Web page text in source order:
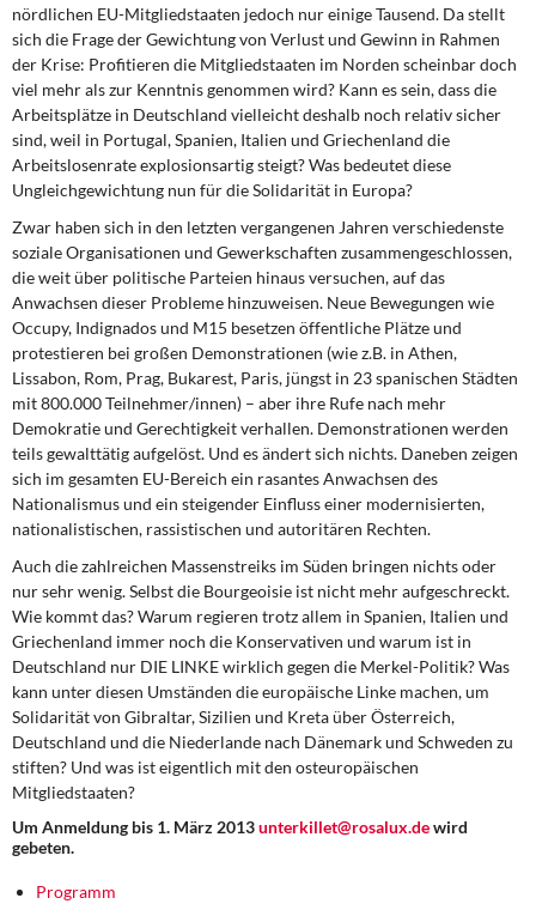
Memo-Gruppe
Institut Solidarische Moderne
Rosa-Luxemburg-Stiftung
Über mich
Kontakt
nördlichen EU-Mitgliedstaaten jedoch nur einige Tausend. Da stellt
sich die Frage der Gewichtung von Verlust und Gewinn in Rahmen
der Krise: Profitieren die Mitgliedstaaten im Norden scheinbar doch
viel mehr als zur Kenntnis genommen wird? Kann es sein, dass die
Arbeitsplätze in Deutschland vielleicht deshalb noch relativ sicher
sind, weil in Portugal, Spanien, Italien und Griechenland die
Arbeitslosenrate explosionsartig steigt? Was bedeutet diese
Ungleichgewichtung nun für die Solidarität in Europa?
Zwar haben sich in den letzten vergangenen Jahren verschiedenste
soziale Organisationen und Gewerkschaften zusammengeschlossen,
die weit über politische Parteien hinaus versuchen, auf das
Anwachsen dieser Probleme hinzuweisen. Neue Bewegungen wie
Occupy, Indignados und M15 besetzen öffentliche Plätze und
protestieren bei großen Demonstrationen (wie z.B. in Athen,
Lissabon, Rom, Prag, Bukarest, Paris, jüngst in 23 spanischen Städten
mit 800.000 Teilnehmer/innen) – aber ihre Rufe nach mehr
Demokratie und Gerechtigkeit verhallen. Demonstrationen werden
teils gewalttätig aufgelöst. Und es ändert sich nichts. Daneben zeigen
sich im gesamten EU-Bereich ein rasantes Anwachsen des
Nationalismus und ein steigender Einfluss einer modernisierten,
nationalistischen, rassistischen und autoritären Rechten.
Auch die zahlreichen Massenstreiks im Süden bringen nichts oder
nur sehr wenig. Selbst die Bourgeoisie ist nicht mehr aufgeschreckt.
Wie kommt das? Warum regieren trotz allem in Spanien, Italien und
Griechenland immer noch die Konservativen und warum ist in
Deutschland nur DIE LINKE wirklich gegen die Merkel-Politik? Was
kann unter diesen Umständen die europäische Linke machen, um
Solidarität von Gibraltar, Sizilien und Kreta über Österreich,
Deutschland und die Niederlande nach Dänemark und Schweden zu
stiften? Und was ist eigentlich mit den osteuropäischen
Mitgliedstaaten?
Um Anmeldung bis 1. März 2013unterkillet@rosalux.dewird
gebeten.
Programm